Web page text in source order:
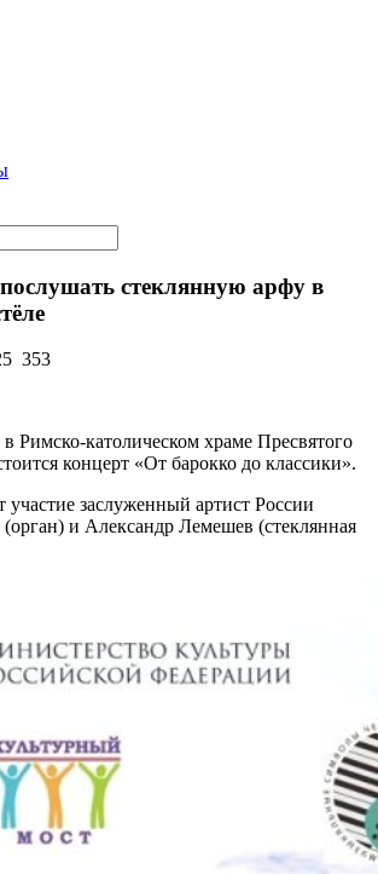
стеклянную арфу в
353
Римско-католическом храме Пресвятого
концерт «От барокко до классики».
заслуженный артист России
и Александр Лемешев (стеклянная